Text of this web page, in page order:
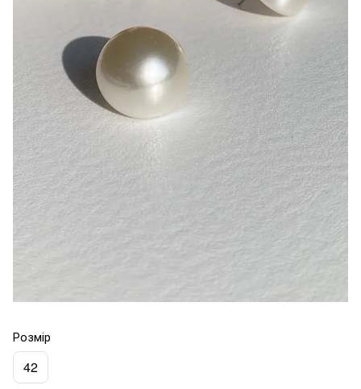
Розмір
42